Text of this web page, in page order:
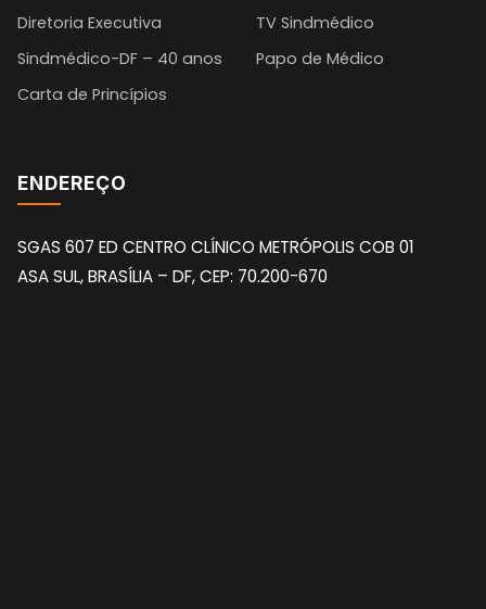
Diretoria Executiva
Sindmédico-DF – 40 anos
Carta de Princípios
TV Sindmédico
Papo de Médico
ENDEREÇO
SGAS 607 ED CENTRO CLÍNICO METRÓPOLIS COB 01
ASA SUL, BRASÍLIA – DF, CEP: 70.200-670